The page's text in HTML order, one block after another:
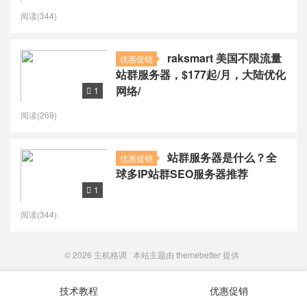
阅读(344)
优惠促销
raksmart 美国不限流量
站群服务器，$177起/月，大陆优化
网络/
 1
阅读(269)
优惠促销
站群服务器是什么？全
球多IP站群SEO服务器推荐
 1
阅读(344)
© 2026 主机格调 本站主题由 themebetter提供
技术教程 优惠促销